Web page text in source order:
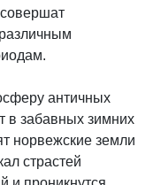
античных
в забавных зимних
норвежские земли
страстей